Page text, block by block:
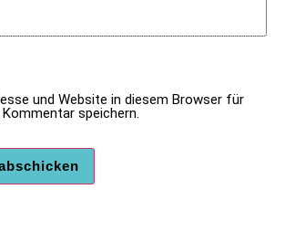
und Website in diesem Browser für
speichern.